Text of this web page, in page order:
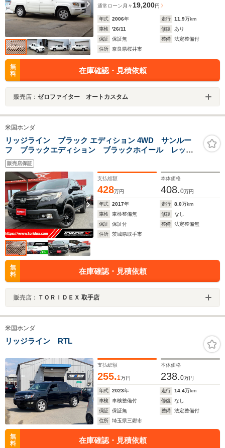
通常ローン 月々19,200円
年式 2006年 走行 11.9万km
車検
'26/11 修復
あり
保証
保証無 整備
法定整備付
住所
奈良県桜井市
無
料
在庫確認・見積依頼
販売店： ゼロファイター オートカスタム
米国ホンダ
リッジライン ブラック エディション 4WD サンルー
フ ブラックエディション ブラックホイール レッド
ステッチブラックレザー トラックベッドオーディオ
アップルカープレイアンドロイドオート シートヒータ&
ベンチレーション
販売店保証
支払総額
428万円
本体価格
408.0万円
年式 2017年 走行 8.0万km
車検
車検整備無 修復
なし
保証
保証付 整備
法定整備無
住所
茨城県取手市
無
料
在庫確認・見積依頼
販売店： ＴＯＲＩＤＥＸ 取手店
米国ホンダ
リッジライン RTL
支払総額
255.1万円
本体価格
238.0万円
年式 2023年 走行 14.4万km
車検
車検整備付 修復
なし
保証
保証無 整備
法定整備付
住所
埼玉県三郷市
無
料
在庫確認・見積依頼